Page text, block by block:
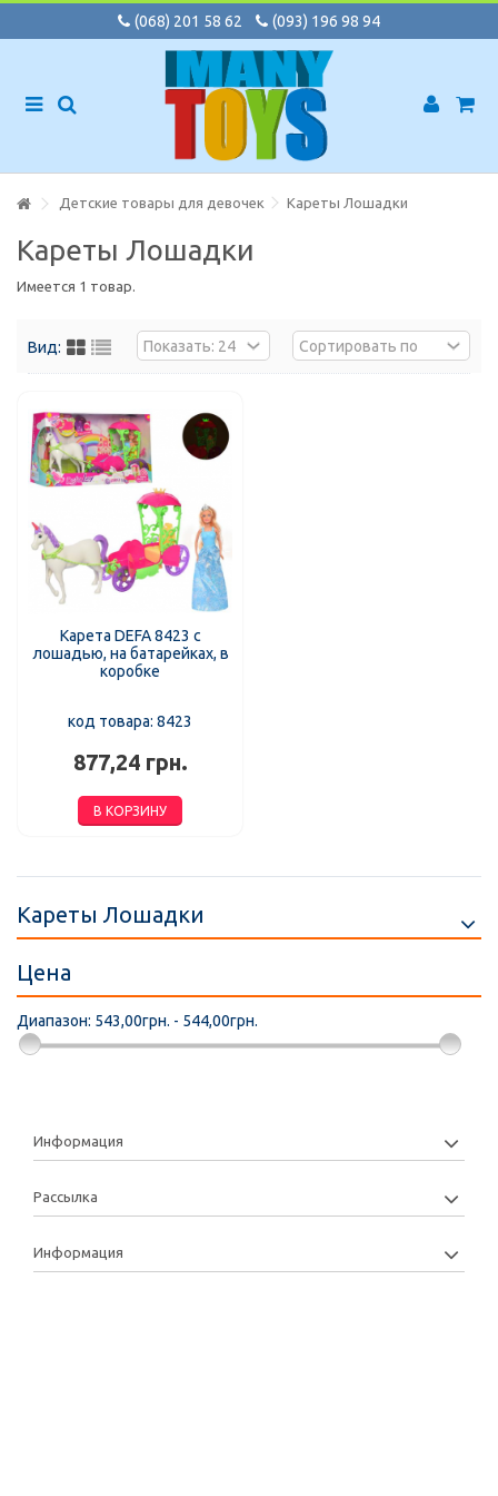
(068) 201 58 62 (093) 196 98 94
Детские товары для девочек Кареты Лошадки
Кареты Лошадки
Имеется 1 товар.
Вид:
Карета DEFA 8423 с
лошадью, на батарейках, в
коробке
код товара: 8423
877,24 грн.
В КОРЗИНУ
Кареты Лошадки
Цена
Диапазон: 543,00грн. - 544,00грн.
Информация
Рассылка
Информация